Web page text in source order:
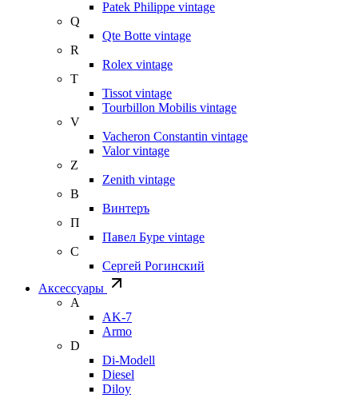
Patek Philippe vintage
Q
Qte Botte vintage
R
Rolex vintage
T
Tissot vintage
Tourbillon Mobilis vintage
V
Vacheron Constantin vintage
Valor vintage
Z
Zenith vintage
В
Винтеръ
П
Павел Буре vintage
С
Сергей Рогинский
Аксессуары
A
AK-7
Armo
D
Di-Modell
Diesel
Diloy